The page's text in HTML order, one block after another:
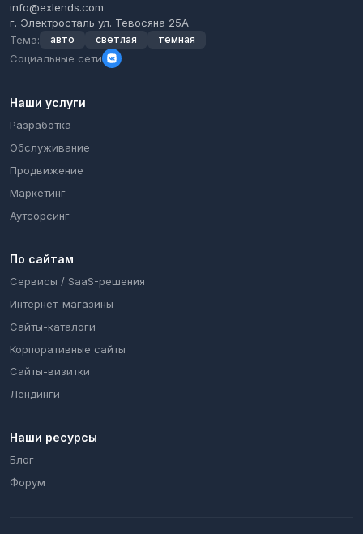
info@exlends.com
г. Электросталь ул. Тевосяна 25А
Тема:
авто светлая темная
Социальные сети
Наши услуги
Разработка
Обслуживание
Продвижение
Маркетинг
Аутсорсинг
По сайтам
Cервисы / SaaS-решения
Интернет-магазины
Сайты-каталоги
Корпоративные сайты
Сайты-визитки
Лендинги
Наши ресурсы
Блог
Форум